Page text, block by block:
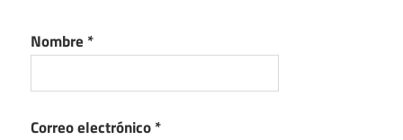
Nombre *
Correo electrónico*